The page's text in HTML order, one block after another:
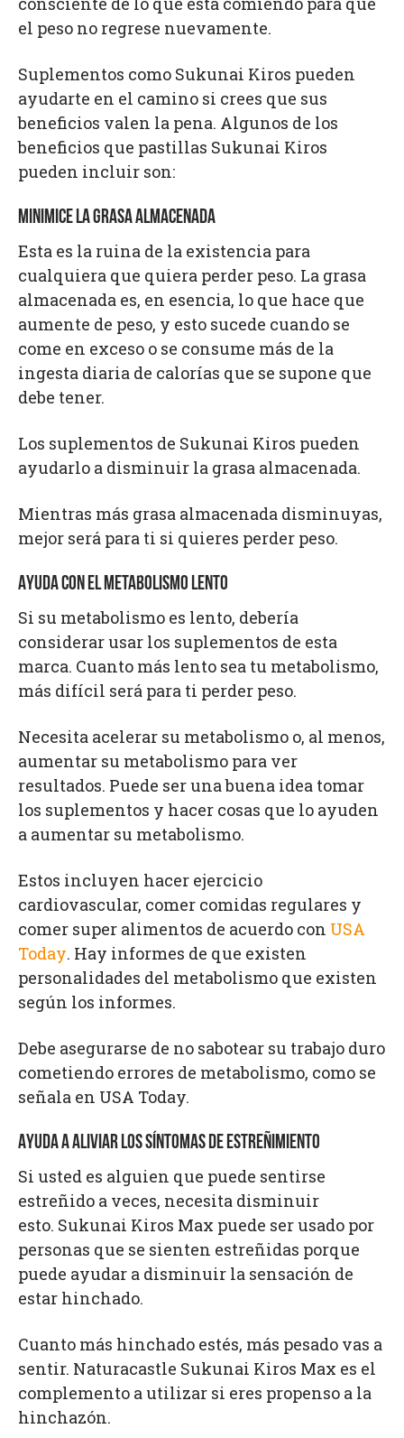
el peso no regrese nuevamente.
Suplementos como Sukunai Kiros pueden
ayudarte en el camino si crees que sus
beneficios valen la pena. Algunos de los
beneficios que pastillas Sukunai Kiros
pueden incluir son:
MINIMICE LA GRASA ALMACENADA
Esta es la ruina de la existencia para
cualquiera que quiera perder peso. La grasa
almacenada es, en esencia, lo que hace que
aumente de peso, y esto sucede cuando se
come en exceso o se consume más de la
ingesta diaria de calorías que se supone que
debe tener.
Los suplementos de Sukunai Kiros pueden
ayudarlo a disminuir la grasa almacenada.
Mientras más grasa almacenada disminuyas,
mejor será para ti si quieres perder peso.
AYUDA CON EL METABOLISMO LENTO
Si su metabolismo es lento, debería
considerar usar los suplementos de esta
marca. Cuanto más lento sea tu metabolismo,
más difícil será para ti perder peso.
Necesita acelerar su metabolismo o, al menos,
aumentar su metabolismo para ver
resultados. Puede ser una buena idea tomar
los suplementos y hacer cosas que lo ayuden
a aumentar su metabolismo.
Estos incluyen hacer ejercicio
cardiovascular, comer comidas regulares y
comer super alimentos de acuerdo con USA
Today. Hay informes de que existen
personalidades del metabolismo que existen
según los informes.
Debe asegurarse de no sabotear su trabajo duro
cometiendo errores de metabolismo, como se
señala en USA Today.
AYUDA A ALIVIAR LOS SÍNTOMAS DE ESTREÑIMIENTO
Si usted es alguien que puede sentirse
estreñido a veces, necesita disminuir
esto. Sukunai Kiros Max puede ser usado por
personas que se sienten estreñidas porque
puede ayudar a disminuir la sensación de
estar hinchado.
Cuanto más hinchado estés, más pesado vas a
sentir. Naturacastle Sukunai Kiros Max es el
complemento a utilizar si eres propenso a la
hinchazón.